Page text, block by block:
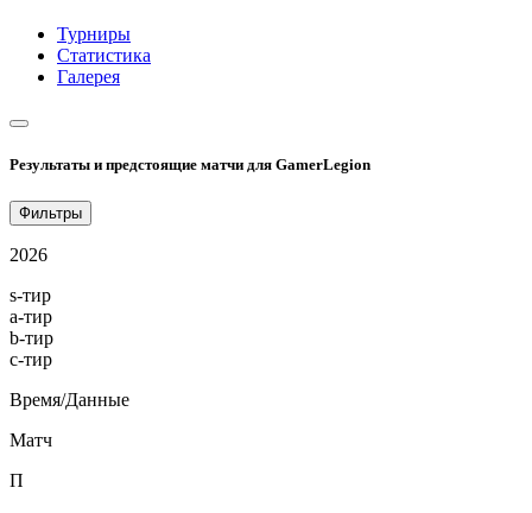
Турниры
Статистика
Галерея
Результаты и предстоящие матчи для GamerLegion
Фильтры
2026
s-тир
a-тир
b-тир
c-тир
Время/Данные
Матч
П